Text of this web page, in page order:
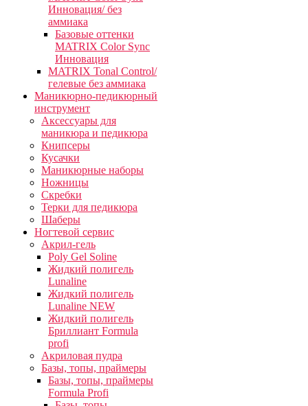
Инновация/ без
аммиака
Базовые оттенки
MATRIX Color Sync
Инновация
MATRIX Tonal Control/
гелевые без аммиака
Маникюрно-педикюрный
инструмент
Аксессуары для
маникюра и педикюра
Книпсеры
Кусачки
Маникюрные наборы
Ножницы
Скребки
Терки для педикюра
Шаберы
Ногтевой сервис
Акрил-гель
Poly Gel Soline
Жидкий полигель
Lunaline
Жидкий полигель
Lunaline NEW
Жидкий полигель
Бриллиант Formula
profi
Акриловая пудра
Базы, топы, праймеры
Базы, топы, праймеры
Formula Profi